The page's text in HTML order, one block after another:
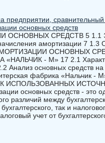
предприятии,
основных средств
СРЕДСТВ 5 1.1
амортизации 7 1.3
ОСНОВНЫХ
- М» 17 2.1
основных средств
фабрика «Нальчик -
ИСПОЛЬЗОВАННЫХ
основных средств - это
различий между
так и
учет от